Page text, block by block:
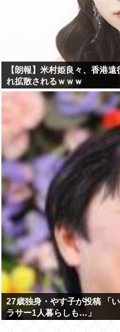
【朗報】米村姫良々、香港
れ拡散されるｗｗｗ
27歳独身・やす子が投稿 「
ラサー1人暮らしも…」